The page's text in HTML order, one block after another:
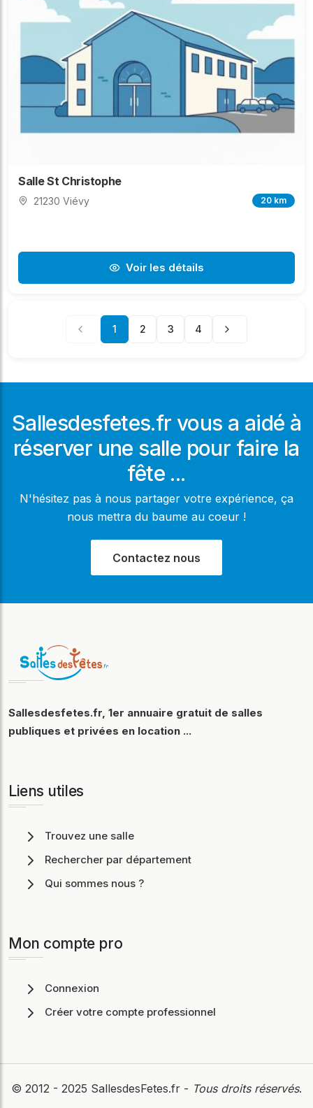
Salle St Christophe
21230 Viévy 20 km
Voir les détails
1 2 3 4
Sallesdesfetes.fr vous a aidé à
réserver une salle pour faire la
fête ...
N'hésitez pas à nous partager votre expérience, ça
nous mettra du baume au coeur !
Contactez nous
Sallesdesfetes.fr, 1er annuaire gratuit de salles
publiques et privées en location ...
Liens utiles
Trouvez une salle
Rechercher par département
Qui sommes nous ?
Mon compte pro
Connexion
Créer votre compte professionnel
© 2012 - 2025 SallesdesFetes.fr - Tous droits réservés.